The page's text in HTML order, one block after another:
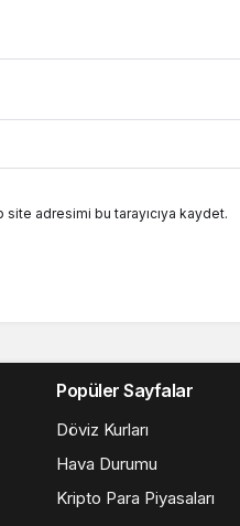
adresimi bu tarayıcıya kaydet.
Popüler Sayfalar
Döviz Kurları
Hava Durumu
Kripto Para Piyasaları